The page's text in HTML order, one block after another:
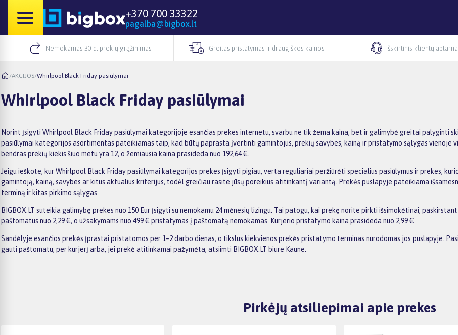
+370 700 33322
pagalba@bigbox.lt
Nemokamas 30 d. prekių grąžinimas Greitas pristatymas ir draugiškos kainos Išskirtinis klientų
/AKCIJOS/Whirlpool Black Friday pasiūlymai
Whirlpool Black Friday pasiūlymai
Norint įsigyti Whirlpool Black Friday pasiūlymai kategorijoje esančias prekes internetu, svarbu ne tik žema kaina, bet ir galimybė greitai palyginti
pasiūlymai kategorijos asortimentas pateikiamas taip, kad būtų paprasta įvertinti gamintojus, prekių savybes, kainą ir pristatymo sąlygas
bendras prekių kiekis šiuo metu yra 12, o žemiausia kaina prasideda nuo 192,64 €.
Jeigu ieškote, kur Whirlpool Black Friday pasiūlymai kategorijos prekes įsigyti pigiau, verta reguliariai peržiūrėti specialius pasiūlymus ir prekes,
gamintoją, kainą, savybes ar kitus aktualius kriterijus, todėl greičiau rasite jūsų poreikius atitinkantį variantą. Prekės puslapyje pateikiama
terminą ir kitas pirkimo sąlygas.
BIGBOX.LT suteikia galimybę prekes nuo 150 Eur įsigyti su nemokamu 24 mėnesių lizingu. Tai patogu, kai prekę norite pirkti išsimokėtinai,
paštomatus nuo 2,29 €, o užsakymams nuo 499 € pristatymas į paštomatą nemokamas. Kurjerio pristatymo kaina prasideda nuo 2,99 €.
Sandėlyje esančios prekės įprastai pristatomos per 1–2 darbo dienas, o tikslus kiekvienos prekės pristatymo terminas nurodomas jos puslapyje.
gauti paštomatu, per kurjerį arba, jei prekė atitinkamai pažymėta, atsiimti BIGBOX.LT biure Kaune.
Pirkėjų atsiliepimai apie prekes